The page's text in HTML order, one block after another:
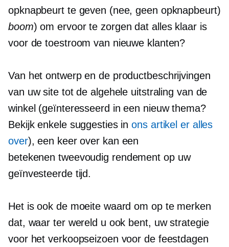
opknapbeurt te geven (nee, geen opknapbeurt)
boom) om ervoor te zorgen dat alles klaar is
voor de toestroom van nieuwe klanten?
Van het ontwerp en de productbeschrijvingen
van uw site tot de algehele uitstraling van de
winkel (geïnteresseerd in een nieuw thema?
Bekijk enkele suggesties inons artikel er alles
over), een keer over kan een
betekenentweevoudig rendement op uw
geïnvesteerde tijd.
Het is ook de moeite waard om op te merken
dat, waar ter wereld u ook bent, uw strategie
voor het verkoopseizoen voor de feestdagen